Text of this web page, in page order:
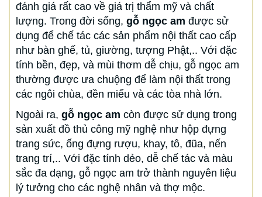
đánh giá rất cao về giá trị thẩm mỹ và chất
lượng. Trong đời sống, gỗ ngọc am được sử
dụng để chế tác các sản phẩm nội thất cao cấp
như bàn ghế, tủ, giường, tượng Phật,.. Với đặc
tính bền, đẹp, và mùi thơm dễ chịu, gỗ ngọc am
thường được ưa chuộng để làm nội thất trong
các ngôi chùa, đền miếu và các tòa nhà lớn.
Ngoài ra, gỗ ngọc am còn được sử dụng trong
sản xuất đồ thủ công mỹ nghệ như hộp đựng
trang sức, ống đựng rượu, khay, tô, đũa, nến
trang trí,.. Với đặc tính dẻo, dễ chế tác và màu
sắc đa dạng, gỗ ngọc am trở thành nguyên liệu
lý tưởng cho các nghệ nhân và thợ mộc.